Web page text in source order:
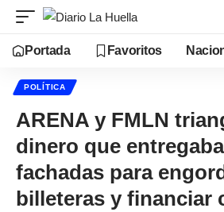
Portada Favoritos
POLÍTICA
ARENA y FMLN
dinero que
fachadas para
billeteras y financiar